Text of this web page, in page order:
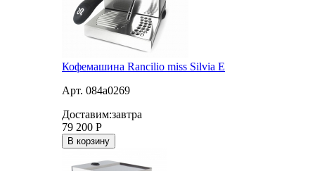
Кофемашина Rancilio miss Silvia E
Арт. 084a0269
Доставим:завтра
79 200 Р
В корзину